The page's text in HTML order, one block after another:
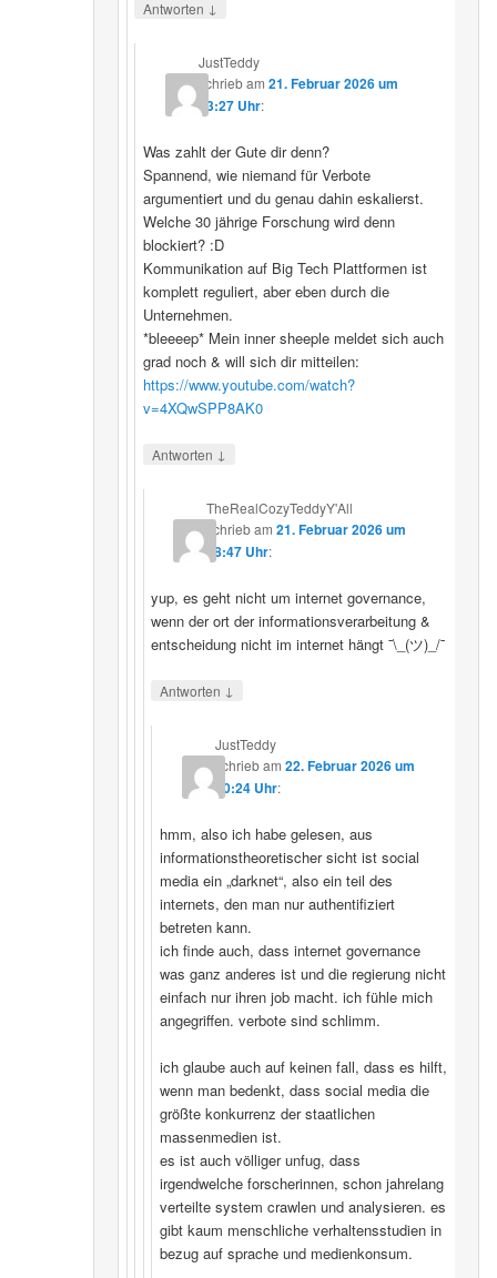
Antworten ↓
JustTeddy
schriebam 21. Februar 2026 um
13:27 Uhr:
Was zahlt der Gute dir denn?
Spannend, wie niemand für Verbote
argumentiert und du genau dahin eskalierst.
Welche 30 jährige Forschung wird denn
blockiert? :D
Kommunikation auf Big Tech Plattformen ist
komplett reguliert, aber eben durch die
Unternehmen.
*bleeeep* Mein inner sheeple meldet sich auch
grad noch & will sich dir mitteilen:
https://www.youtube.com/watch?
v=4XQwSPP8AK0
Antworten ↓
TheRealCozyTeddyY'All
schriebam21. Februar 2026 um
18:47 Uhr:
yup, es geht nicht um internet governance,
wenn der ort der informationsverarbeitung &
entscheidung nicht im internet hängt ¯\_(ツ)_/¯
Antworten ↓
JustTeddy
schriebam 22. Februar 2026 um
20:24 Uhr:
hmm, also ich habe gelesen, aus
informationstheoretischer sicht ist social
media ein „darknet“, also ein teil des
internets, den man nur authentifiziert
betreten kann.
ich finde auch, dass internet governance
was ganz anderes ist und die regierung nicht
einfach nur ihren job macht. ich fühle mich
angegriffen. verbote sind schlimm.
ich glaube auch auf keinen fall, dass es hilft,
wenn man bedenkt, dass social media die
größte konkurrenz der staatlichen
massenmedien ist.
es ist auch völliger unfug, dass
irgendwelche forscherinnen, schon jahrelang
verteilte system crawlen und analysieren. es
gibt kaum menschliche verhaltensstudien in
bezug auf sprache und medienkonsum.